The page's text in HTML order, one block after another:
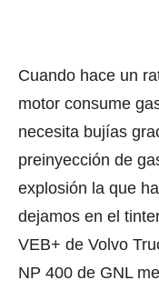
Cuando hace un
motor consume
necesita bujías
preinyección de
explosión la que
dejamos en el
VEB­+ de Volvo
NP 400 de GNL